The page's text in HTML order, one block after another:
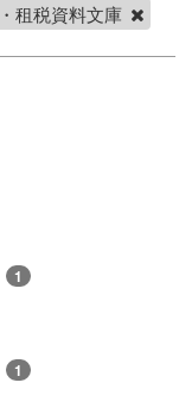
租税資料文庫
1
1